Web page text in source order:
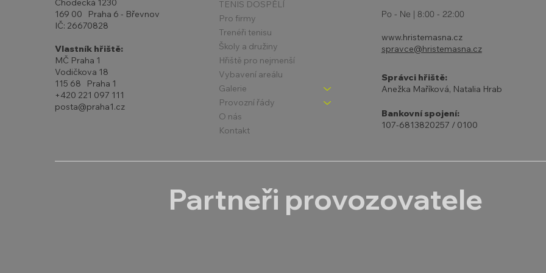
Chodecká 1230
169 00 Praha 6 - Břevnov
IČ: 26670828
Vlastník hřiště:
MČ Praha 1
Vodičkova 18
115 68 Praha 1
+420 221 097 111
posta@praha1.cz
TENIS DOSPĚLÍ
Pro firmy
Trenéři tenisu
Školy a družiny
Hřiště pro nejmenší
Vybavení areálu
Galerie
Provozní řády
O nás
Kontakt
Po - Ne | 8:00 - 22:00
www.hristemasna.cz
spravce@hristemasna.cz
Správci hřiště:
Anežka Maříková, Natalia Hrab
Bankovní spojení:
107-6813820257 / 0100
Partneři provozovatele